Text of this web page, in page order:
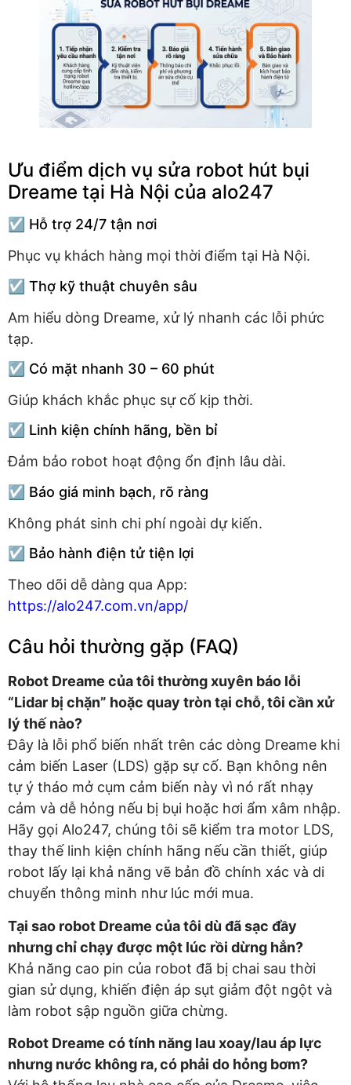
Ưu điểm dịch vụ sửa robot hút bụi
Dreame tại Hà Nội của alo247
☑️ Hỗ trợ 24/7 tận nơi
Phục vụ khách hàng mọi thời điểm tại Hà Nội.
☑️ Thợ kỹ thuật chuyên sâu
Am hiểu dòng Dreame, xử lý nhanh các lỗi phức
tạp.
☑️ Có mặt nhanh 30 – 60 phút
Giúp khách khắc phục sự cố kịp thời.
☑️ Linh kiện chính hãng, bền bỉ
Đảm bảo robot hoạt động ổn định lâu dài.
☑️ Báo giá minh bạch, rõ ràng
Không phát sinh chi phí ngoài dự kiến.
☑️ Bảo hành điện tử tiện lợi
Theo dõi dễ dàng qua App:
https://alo247.com.vn/app/
Câu hỏi thường gặp (FAQ)
Robot Dreame của tôi thường xuyên báo lỗi
“Lidar bị chặn” hoặc quay tròn tại chỗ, tôi cần xử
lý thế nào?
Đây là lỗi phổ biến nhất trên các dòng Dreame khi
cảm biến Laser (LDS) gặp sự cố. Bạn không nên
tự ý tháo mở cụm cảm biến này vì nó rất nhạy
cảm và dễ hỏng nếu bị bụi hoặc hơi ẩm xâm nhập.
Hãy gọi Alo247, chúng tôi sẽ kiểm tra motor LDS,
thay thế linh kiện chính hãng nếu cần thiết, giúp
robot lấy lại khả năng vẽ bản đồ chính xác và di
chuyển thông minh như lúc mới mua.
Tại sao robot Dreame của tôi dù đã sạc đầy
nhưng chỉ chạy được một lúc rồi dừng hẳn?
Khả năng cao pin của robot đã bị chai sau thời
gian sử dụng, khiến điện áp sụt giảm đột ngột và
làm robot sập nguồn giữa chừng.
Robot Dreame có tính năng lau xoay/lau áp lực
nhưng nước không ra, có phải do hỏng bơm?